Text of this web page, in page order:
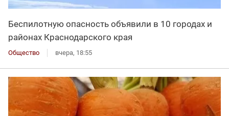
Беспилотную опасность объявили в 10 городах и
районах Краснодарского края
Общество вчера, 18:55